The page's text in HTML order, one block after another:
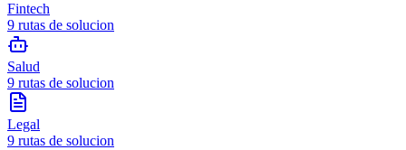
Fintech
9 rutas de solucion
Salud
9 rutas de solucion
Legal
9 rutas de solucion